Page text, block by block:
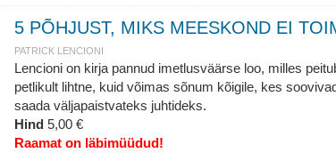
5 PÕHJUST, MIKS MEESKOND EI
PATRICK LENCIONI
Lencioni on kirja pannud imetlusväärse loo, milles
petlikult lihtne, kuid võimas sõnum kõigile, kes
saada väljapaistvateks juhtideks.
Hind 5,00 €
Raamat on läbimüüdud!